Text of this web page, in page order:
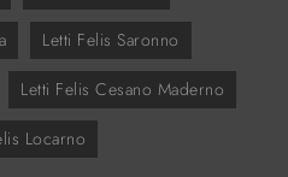
Letti Felis Saronno
Letti Felis Cesano Maderno
Locarno